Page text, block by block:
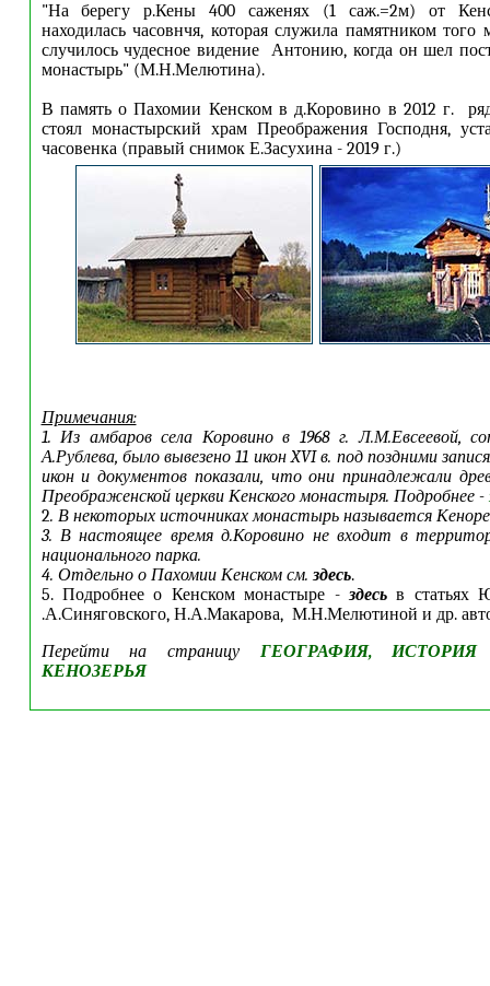
"На берегу р.Кены 400 саженях (1 саж.=2м) от
находилась часовнчя, которая служила памятником того
случилось чудесное видение Антонию, когда он шел
монастырь" (М.Н.Мелютина).
В память о Пахомии Кенском в д.Коровино в 2012 г.
стоял монастырский храм Преображения Господня,
часовенка (правый снимок Е.Засухина - 2019 г.)
Примечания:
1. Из амбаров села Коровино в 1968 г. Л.М.Евсеевой,
А.Рублева, было вывезено 11 икон XVI в. под поздними
икон и документов показали, что они принадлежали
Преображенской церкви Кенского монастыря. Подробнее -
2. В некоторых источниках монастырь называется
3. В настоящее время д.Коровино не входит в
национального парка.
4. Отдельно о Пахомии Кенском см.здесь.
5. Подробнее о Кенском монастыре -здесьв статьях
.А.Синяговского, Н.А.Макарова, М.Н.Мелютиной и др.
Перейти на страницу ГЕОГРАФИЯ,
КЕНОЗЕРЬЯ